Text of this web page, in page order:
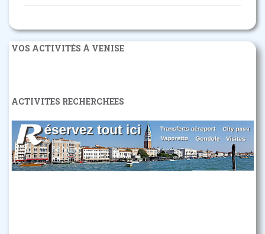
VOS ACTIVITÉS À VENISE
ACTIVITES RECHERCHEES